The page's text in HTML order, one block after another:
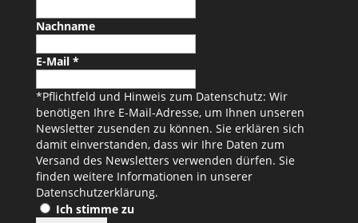
Nachname
E-Mail *
*Pflichtfeld und Hinweis zum Datenschutz: Wir
benötigen Ihre E-Mail-Adresse, um Ihnen unseren
Newsletter zusenden zu können. Sie erklären sich
damit einverstanden, dass wir Ihre Daten zum
Versand des Newsletters verwenden dürfen. Sie
finden weitere Informationen in unserer
Datenschutzerklärung.
Ich stimme zu